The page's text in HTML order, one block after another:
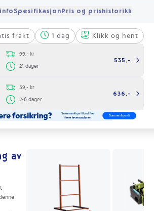
SpesifikasjonPris og prishistorikk
frakt 1 dag Klikk og hent
99,- kr
21 dager
535,-
59,- kr
2-6 dager
636,-
av